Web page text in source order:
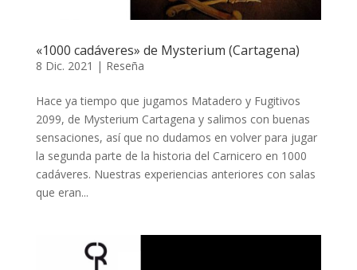
«1000 cadáveres» de Mysterium (Cartagena)
8 Dic. 2021 | Reseña
Hace ya tiempo que jugamos Matadero y Fugitivos
2099, de Mysterium Cartagena y salimos con buenas
sensaciones, así que no dudamos en volver para jugar
la segunda parte de la historia del Carnicero en 1000
cadáveres. Nuestras experiencias anteriores con salas
que eran...